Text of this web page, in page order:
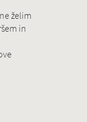
želim
in